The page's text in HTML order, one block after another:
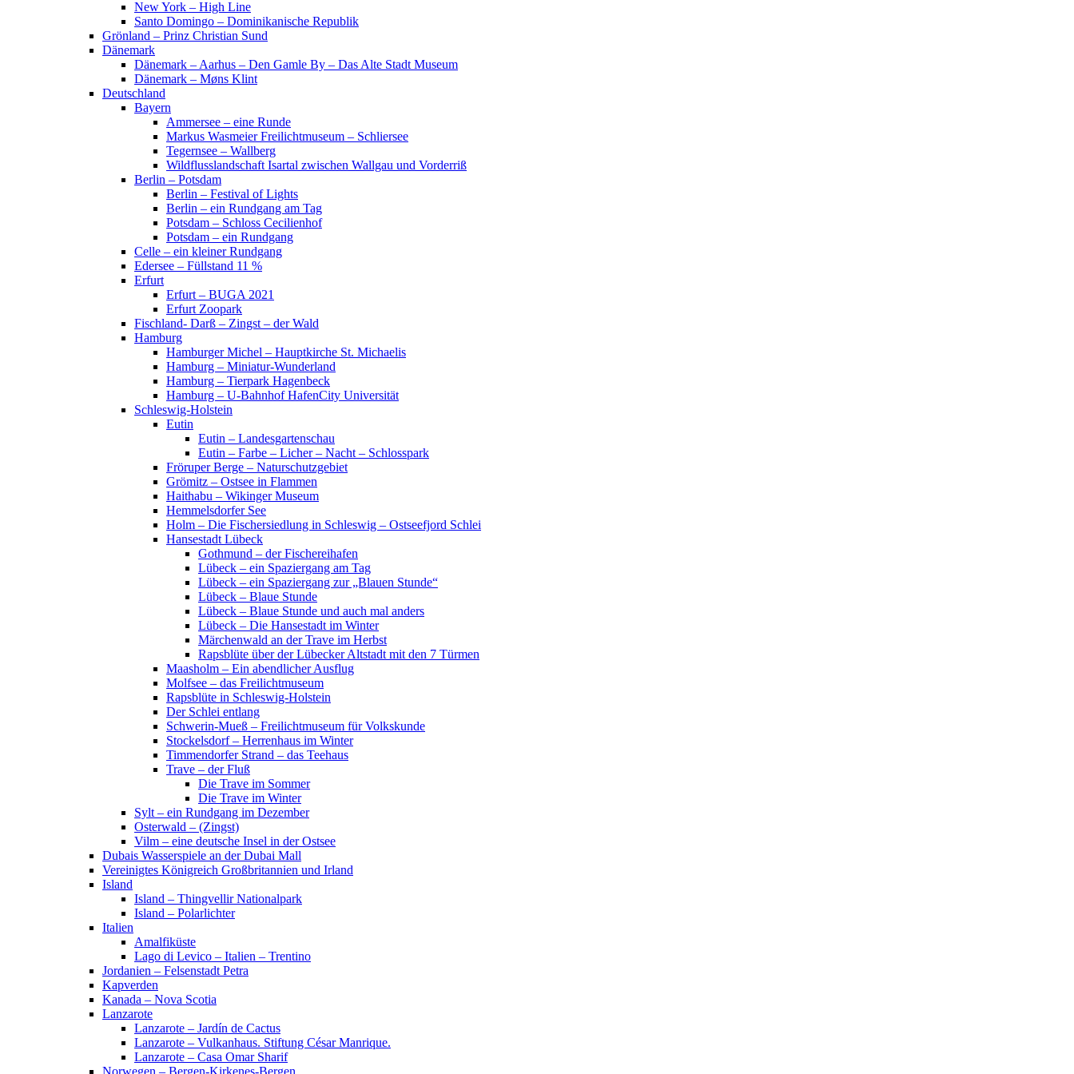
New York – High Line
Santo Domingo – Dominikanische Republik
Grönland – Prinz Christian Sund
Dänemark
Dänemark – Aarhus – Den Gamle By – Das Alte Stadt Museum
Dänemark – Møns Klint
Deutschland
Bayern
Ammersee – eine Runde
Markus Wasmeier Freilichtmuseum – Schliersee
Tegernsee – Wallberg
Wildflusslandschaft Isartal zwischen Wallgau und Vorderriß
Berlin – Potsdam
Berlin – Festival of Lights
Berlin – ein Rundgang am Tag
Potsdam – Schloss Cecilienhof
Potsdam – ein Rundgang
Celle – ein kleiner Rundgang
Edersee – Füllstand 11 %
Erfurt
Erfurt – BUGA 2021
Erfurt Zoopark
Fischland- Darß – Zingst – der Wald
Hamburg
Hamburger Michel – Hauptkirche St. Michaelis
Hamburg – Miniatur-Wunderland
Hamburg – Tierpark Hagenbeck
Hamburg – U-Bahnhof HafenCity Universität
Schleswig-Holstein
Eutin
Eutin – Landesgartenschau
Eutin – Farbe – Licher – Nacht – Schlosspark
Fröruper Berge – Naturschutzgebiet
Grömitz – Ostsee in Flammen
Haithabu – Wikinger Museum
Hemmelsdorfer See
Holm – Die Fischersiedlung in Schleswig – Ostseefjord Schlei
Hansestadt Lübeck
Gothmund – der Fischereihafen
Lübeck – ein Spaziergang am Tag
Lübeck – ein Spaziergang zur „Blauen Stunde“
Lübeck – Blaue Stunde
Lübeck – Blaue Stunde und auch mal anders
Lübeck – Die Hansestadt im Winter
Märchenwald an der Trave im Herbst
Rapsblüte über der Lübecker Altstadt mit den 7 Türmen
Maasholm – Ein abendlicher Ausflug
Molfsee – das Freilichtmuseum
Rapsblüte in Schleswig-Holstein
Der Schlei entlang
Schwerin-Mueß – Freilichtmuseum für Volkskunde
Stockelsdorf – Herrenhaus im Winter
Timmendorfer Strand – das Teehaus
Trave – der Fluß
Die Trave im Sommer
Die Trave im Winter
Sylt – ein Rundgang im Dezember
Osterwald – (Zingst)
Vilm – eine deutsche Insel in der Ostsee
Dubais Wasserspiele an der Dubai Mall
Vereinigtes Königreich Großbritannien und Irland
Island
Island – Thingvellir Nationalpark
Island – Polarlichter
Italien
Amalfiküste
Lago di Levico – Italien – Trentino
Jordanien – Felsenstadt Petra
Kapverden
Kanada – Nova Scotia
Lanzarote
Lanzarote – Jardín de Cactus
Lanzarote – Vulkanhaus. Stiftung César Manrique.
Lanzarote – Casa Omar Sharif
Norwegen – Bergen-Kirkenes-Bergen